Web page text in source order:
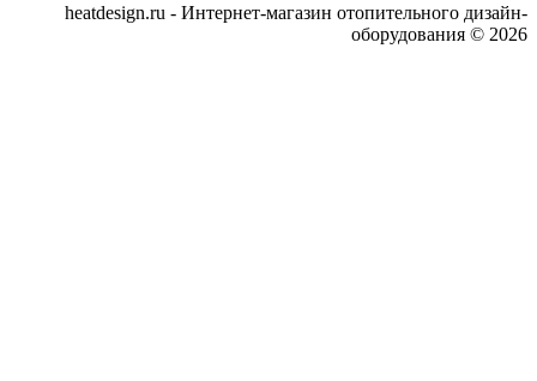
heatdesign.ru - Интернет-магазин отопительного дизайн-
оборудования © 2026